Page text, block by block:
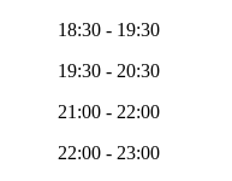
18:30 - 19:30
19:30 - 20:30
21:00 - 22:00
22:00 - 23:00